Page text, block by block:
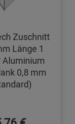
Zuschnitt
Länge 1
Aluminium
0,8 mm